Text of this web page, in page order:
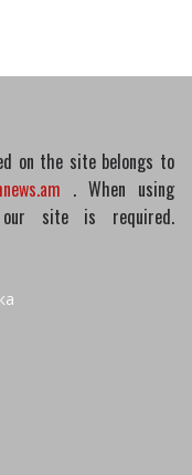
on the site belongs to
. When using
site is required.